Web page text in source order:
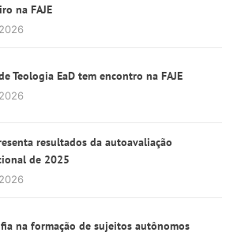
na FAJE
Teologia EaD tem encontro na FAJE
resultados da autoavaliação
de 2025
na formação de sujeitos autônomos